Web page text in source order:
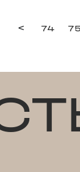
< 74 75